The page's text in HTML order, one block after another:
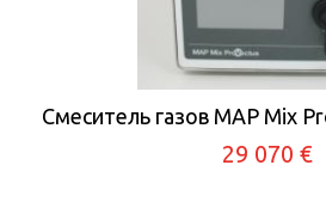
Смеситель газов MAP Mix
29 070 €